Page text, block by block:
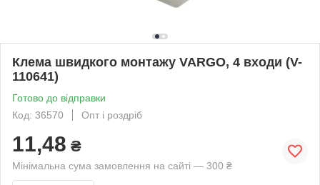
Клема швидкого монтажу VARGO, 4 входи (V-
110641)
Готово до відправки
Код: 36570
Опт і роздріб
11,48 ₴
Мінімальна сума замовлення на сайті — 300 ₴